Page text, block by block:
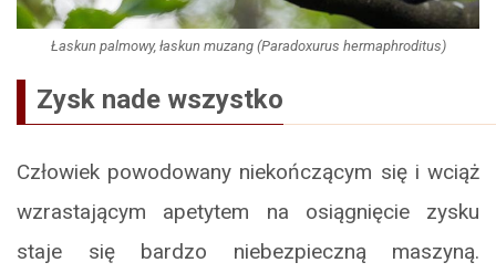
Łaskun palmowy, łaskun muzang (Paradoxurus hermaphroditus)
Zysk nade wszystko
Człowiek powodowany niekończącym się i wciąż
wzrastającym apetytem na osiągnięcie zysku
staje się bardzo niebezpieczną maszyną.